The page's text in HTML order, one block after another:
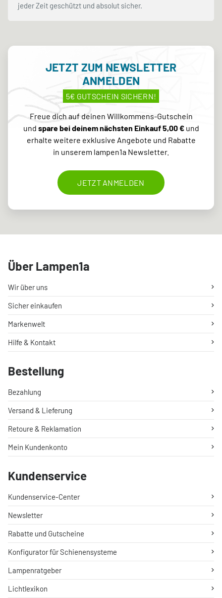
jeder Zeit geschützt und absolut sicher.
JETZT ZUM NEWSLETTER
ANMELDEN
5€ GUTSCHEIN SICHERN!
Freue dich auf deinen Willkommens-Gutschein
und spare bei deinem nächsten Einkauf 5,00 €und
erhalte weitere exklusive Angebote und Rabatte
in unserem lampen1a Newsletter.
JETZT ANMELDEN
Über Lampen1a
Wir über uns
Sicher einkaufen
Markenwelt
Hilfe & Kontakt
Bestellung
Bezahlung
Versand & Lieferung
Retoure & Reklamation
Mein Kundenkonto
Kundenservice
Kundenservice-Center
Newsletter
Rabatte und Gutscheine
Konfigurator für Schienensysteme
Lampenratgeber
Lichtlexikon